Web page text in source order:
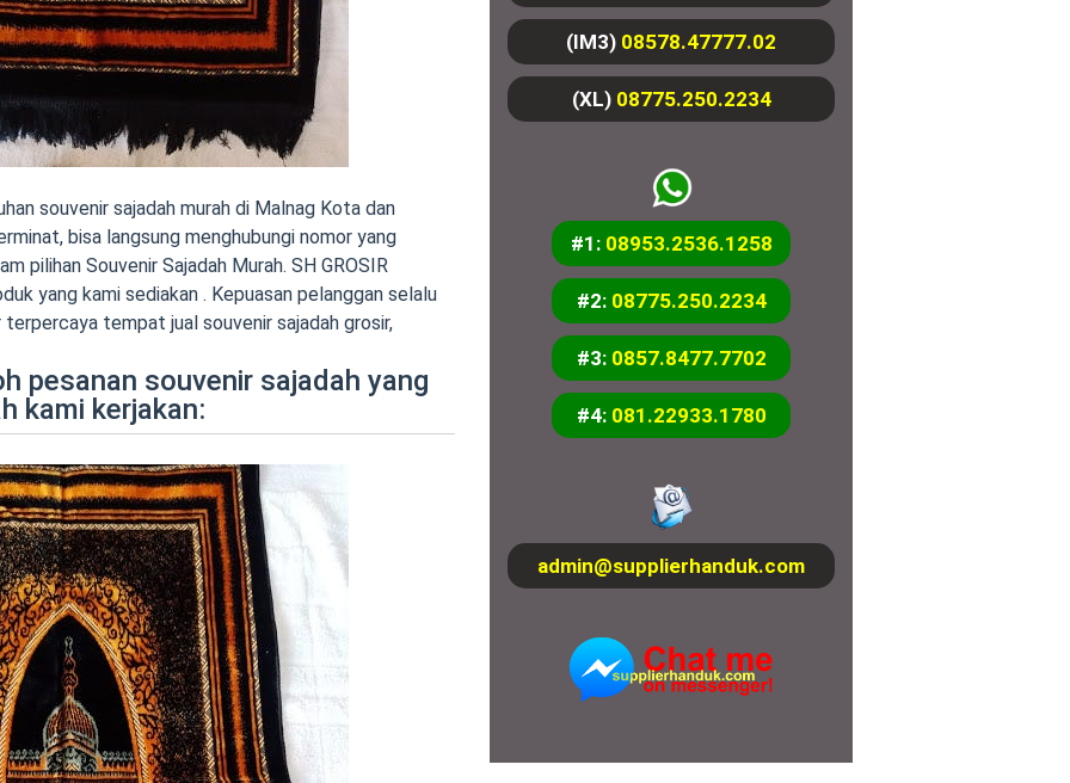
souvenir sajadah murah di Malnag Kota dan
bisa langsung menghubungi nomor yang
pilihan Souvenir Sajadah Murah. SH GROSIR
yang kami sediakan . Kepuasan pelanggan selalu
tempat jual souvenir sajadah grosir,
pesanan souvenir sajadah yang
kami kerjakan:
(IM3) 08578.47777.02
(XL) 08775.250.2234
#1: 08953.2536.1258
#2: 08775.250.2234
#3: 0857.8477.7702
#4: 081.22933.1780
admin@supplierhanduk.com